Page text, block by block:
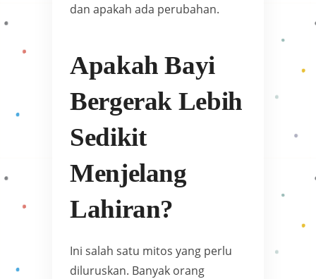
dan apakah ada perubahan.
Apakah Bayi
Bergerak Lebih
Sedikit
Menjelang
Lahiran?
Ini salah satu mitos yang perlu
diluruskan. Banyak orang